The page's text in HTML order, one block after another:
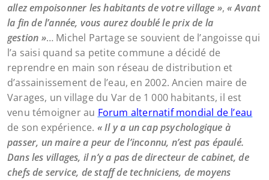
allez empoisonner les habitants de votre village »,« Avant
la fin de l’année, vous aurez doublé le prix de la
gestion »… Michel Partage se souvient de l’angoisse qui
l’a saisi quand sa petite commune a décidé de
reprendre en main son réseau de distribution et
d’assainissement de l’eau, en 2002. Ancien maire de
Varages, un village du Var de 1 000 habitants, il est
venu témoigner au Forum alternatif mondial de l’eau
de son expérience. « Il y a un cap psychologique à
passer, un maire a peur de l’inconnu, n’est pas épaulé.
Dans les villages, il n’y a pas de directeur de cabinet, de
chefs de service, de staff de techniciens, de moyens